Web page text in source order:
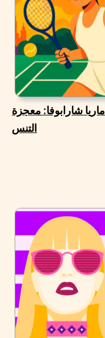
ماريا شارابوفا: معجزة
التنس